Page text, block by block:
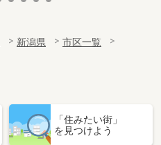
新潟県
市区一覧
「住みたい街」
を見つけよう